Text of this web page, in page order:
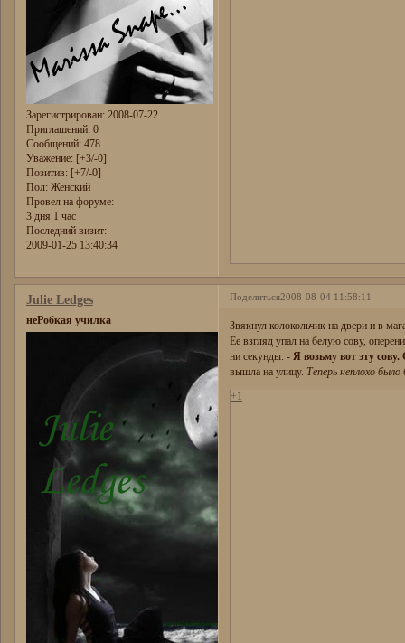
Зарегистрирован: 2008-07-22
Приглашений:0
Сообщений:478
Уважение: [+3/-0]
Позитив: [+7/-0]
Пол:Женский
Провел на форуме:
3 дня 1 час
Последний визит:
2009-01-25 13:40:34
Поделиться2008-08-04 11:58:11
Julie Ledges
неРобкая училка
Звякнул колокольчик на двери и в
Ее взгляд упал на белую сову,
ни секунды. -Я возьму вот эту
вышла на улицу. Теперь неплохо
+1